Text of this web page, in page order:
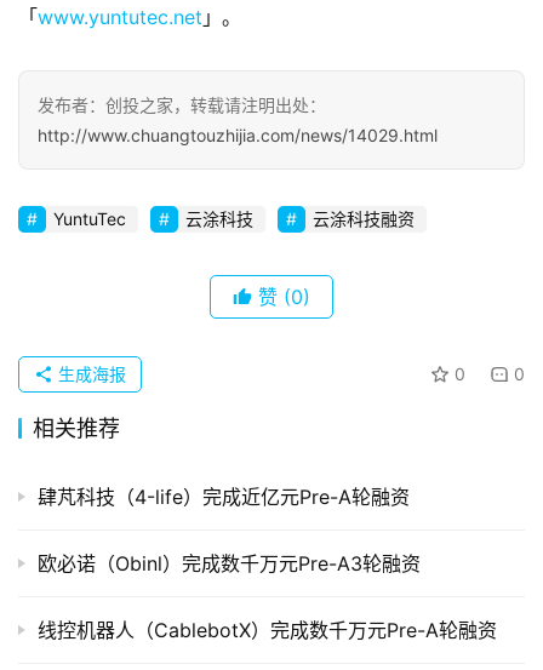
观
初
创
企
布
并
购
组
公
上
登录
投稿
「www.yuntutec.net 」。
发布者：创投之家，转载请注明出处：
http://www.chuangtouzhijia.com/news/14029.html
YuntuTec 云涂科技 云涂科技融资
赞 (0)
0 0
生成海报
相关推荐
肆芃科技（4-life）完成近亿元Pre-A轮融资
欧必诺（Obinl）完成数千万元Pre-A3轮融资
线控机器人（CablebotX）完成数千万元Pre-A轮融资